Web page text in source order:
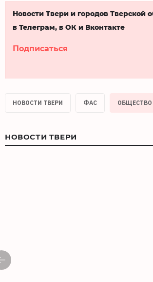
Новости Твери и городов Тверской
в Телеграм, в ОК и Вконтакте
Подписаться
НОВОСТИ ТВЕРИ ФАС ОБЩЕСТВО
НОВОСТИ ТВЕРИ